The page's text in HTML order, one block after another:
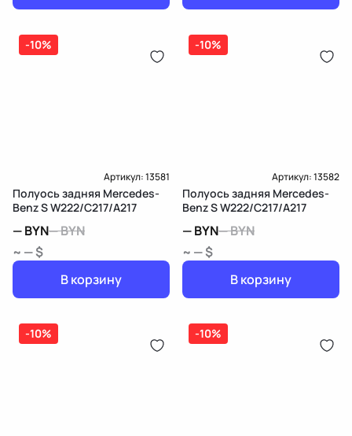
-10%
Артикул:13581
Полуось задняя Mercedes-
Benz S W222/C217/A217
—BYN—BYN
~ — $
В корзину
-10%
Артикул:13582
Полуось задняя Mercedes-
Benz S W222/C217/A217
—BYN—BYN
~ — $
В корзину
-10% -10%